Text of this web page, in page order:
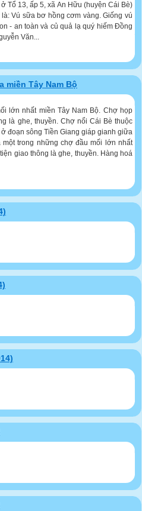
Tổ 13, ấp 5, xã An Hữu (huyện Cái Bè)
Vú sữa bơ hồng cơm vàng. Giống vú
- an toàn và củ quả lạ quý hiếm Đồng
Văn...
miền Tây Nam Bộ
lớn nhất miền Tây Nam Bộ. Chợ họp
là ghe, thuyền. Chợ nổi Cái Bè thuộc
đoạn sông Tiền Giang giáp gianh giữa
trong những chợ đầu mối lớn nhất
giao thông là ghe, thuyền. Hàng hoá